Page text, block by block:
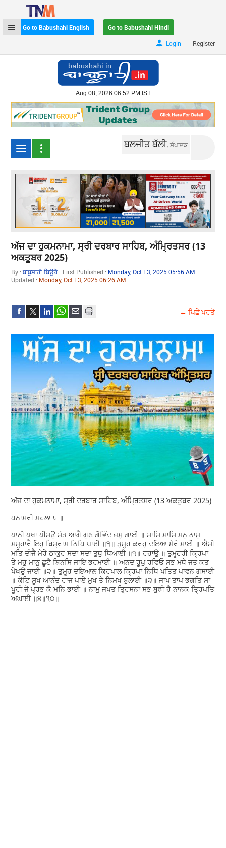
Go to Babushahi English
Go to Babushahi Hindi
Login
| Register
Aug 08, 2026 06:52 PM IST
ਬਲਜੀਤ ਬੱਲੀ,ਸੰਪਾਦਕ
ਅੱਜ ਦਾ ਹੁਕਮਨਾਮਾ, ਸ੍ਰੀ ਦਰਬਾਰ ਸਾਹਿਬ, ਅੰਮ੍ਰਿਤਸਰ (13
ਅਕਤੂਬਰ 2025)
By :ਬਾਬੂਸ਼ਾਹੀ ਬਿਊਰੋ First Published : Monday, Oct 13, 2025 05:56 AM
Updated : Monday, Oct 13, 2025 06:26 AM
← ਪਿਛੇ ਪਰਤੋ
ਅੱਜ ਦਾ ਹੁਕਮਨਾਮਾ, ਸ੍ਰੀ ਦਰਬਾਰ ਸਾਹਿਬ, ਅੰਮ੍ਰਿਤਸਰ (13 ਅਕਤੂਬਰ 2025)
ਧਨਾਸਰੀ ਮਹਲਾ ੫ ॥
ਪਾਨੀ ਪਖਾ ਪੀਸਉ ਸੰਤ ਆਗੈ ਗੁਣ ਗੋਵਿੰਦ ਜਸੁ ਗਾਈ ॥ ਸਾਸਿ ਸਾਸਿ ਮਨੁ ਨਾਮੁ
ਸਮ੍ਹ੍ਹਾਰੈ ਇਹੁ ਬਿਸ੍ਰਾਮ ਨਿਧਿ ਪਾਈ ॥੧॥ ਤੁਮ੍ਹ੍ਹ ਕਰਹੁ ਦਇਆ ਮੇਰੇ ਸਾਈ ॥ ਐਸੀ
ਮਤਿ ਦੀਜੈ ਮੇਰੇ ਠਾਕੁਰ ਸਦਾ ਸਦਾ ਤੁਧੁ ਧਿਆਈ ॥੧॥ ਰਹਾਉ ॥ ਤੁਮ੍ਹ੍ਹਰੀ ਕ੍ਰਿਪਾ
ਤੇ ਮੋਹੁ ਮਾਨੁ ਛੂਟੈ ਬਿਨਸਿ ਜਾਇ ਭਰਮਾਈ ॥ ਅਨਦ ਰੂਪੁ ਰਵਿਓ ਸਭ ਮਧੇ ਜਤ ਕਤ
ਪੇਖਉ ਜਾਈ ॥੨॥ ਤੁਮ੍ਹ੍ਹ ਦਇਆਲ ਕਿਰਪਾਲ ਕ੍ਰਿਪਾ ਨਿਧਿ ਪਤਿਤ ਪਾਵਨ ਗੋਸਾਈ
॥ ਕੋਟਿ ਸੂਖ ਆਨੰਦ ਰਾਜ ਪਾਏ ਮੁਖ ਤੇ ਨਿਮਖ ਬੁਲਾਈ ॥੩॥ ਜਾਪ ਤਾਪ ਭਗਤਿ ਸਾ
ਪੂਰੀ ਜੋ ਪ੍ਰਭ ਕੈ ਮਨਿ ਭਾਈ ॥ ਨਾਮੁ ਜਪਤ ਤ੍ਰਿਸਨਾ ਸਭ ਬੁਝੀ ਹੈ ਨਾਨਕ ਤ੍ਰਿਪਤਿ
ਅਘਾਈ ॥੪॥੧੦॥